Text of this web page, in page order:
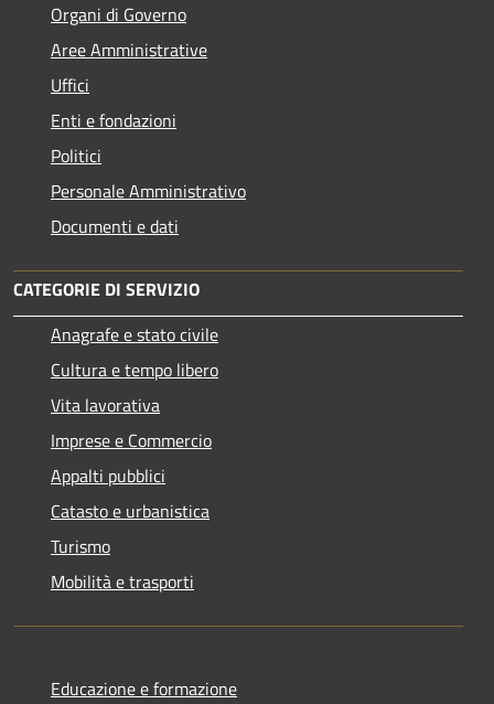
Organi di Governo
Aree Amministrative
Uffici
Enti e fondazioni
Politici
Personale Amministrativo
Documenti e dati
CATEGORIE DI SERVIZIO
Anagrafe e stato civile
Cultura e tempo libero
Vita lavorativa
Imprese e Commercio
Appalti pubblici
Catasto e urbanistica
Turismo
Mobilità e trasporti
Educazione e formazione